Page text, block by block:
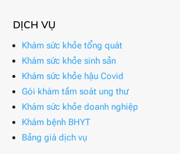
DỊCH VỤ
Khám sức khỏe tổng quát
Khám sức khỏe sinh sản
Khám sức khỏe hậu Covid
Gói khám tầm soát ung thư
Khám sức khỏe doanh nghiệp
Khám bệnh BHYT
Bảng giá dịch vụ